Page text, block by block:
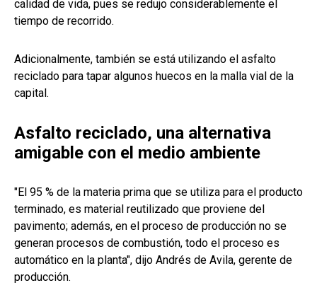
calidad de vida, pues se redujo considerablemente el
tiempo de recorrido.
Adicionalmente, también se está utilizando el asfalto
reciclado para tapar algunos huecos en la malla vial de la
capital.
Asfalto reciclado, una alternativa
amigable con el medio ambiente
"El 95 % de la materia prima que se utiliza para el producto
terminado, es material reutilizado que proviene del
pavimento; además, en el proceso de producción no se
generan procesos de combustión, todo el proceso es
automático en la planta", dijo Andrés de Avila, gerente de
producción.